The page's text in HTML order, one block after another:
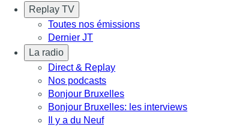
Replay TV
Toutes nos émissions
Dernier JT
La radio
Direct & Replay
Nos podcasts
Bonjour Bruxelles
Bonjour Bruxelles: les interviews
Il y a du Neuf